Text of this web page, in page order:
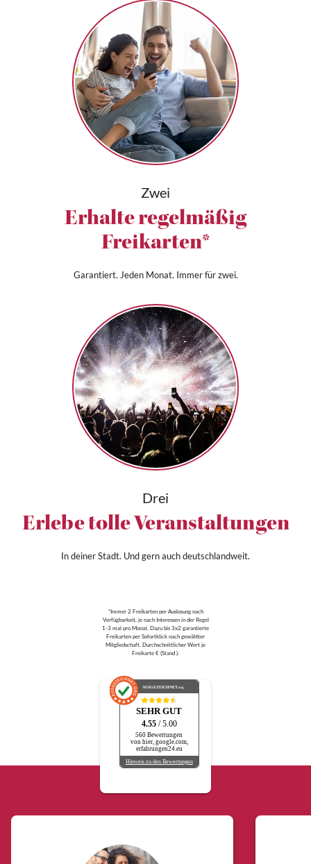
Zwei
Erhalte regelmäßig
Freikarten*
Garantiert. Jeden Monat. Immer für zwei.
Drei
Erlebe tolle Veranstaltungen
In deiner Stadt. Und gern auch deutschlandweit.
*Immer 2 Freikarten per Auslosung nach
Verfügbarkeit, je nach Interessen in der Regel
1-3 mal pro Monat. Dazu bis 3x2 garantierte
Freikarten per Sofortklick nach gewählter
Mitgliedschaft. Durchschnittlicher Wert je
Freikarte € (Stand ).
AUSGEZEICHNET.org
SEHR GUT
4.55 / 5.00
560 Bewertungen
von hier, google.com,
erfahrungen24.eu
Hinweis zu den Bewertungen